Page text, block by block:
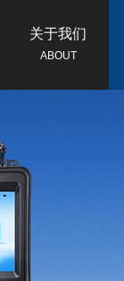
关于我们
ABOUT